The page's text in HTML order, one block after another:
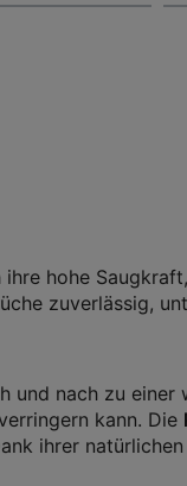
ihre hohe
zuverlässig,
und nach zu einer
kann. Die
ihrer